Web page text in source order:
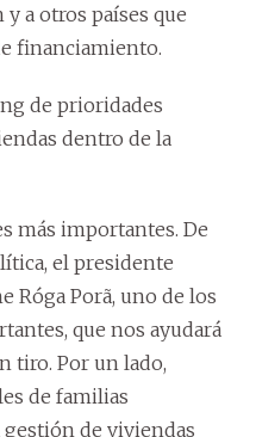
a otros países que
financiamiento.
de prioridades
dentro de la
más importantes. De
el presidente
Róga Porã, uno de los
que nos ayudará
tiro. Por un lado,
de familias
gestión de viviendas